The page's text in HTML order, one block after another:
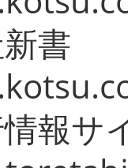
書
報サ